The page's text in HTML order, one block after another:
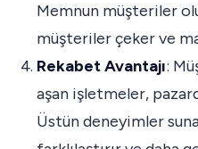
Memnun müşteriler
müşteriler çeker ve
Rekabet Avantajı:
aşan işletmeler,
Üstün deneyimler